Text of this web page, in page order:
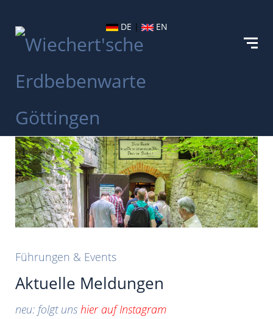
DE | EN
Führungen & Events
Aktuelle Meldungen
neu: folgt uns hier auf Instagram